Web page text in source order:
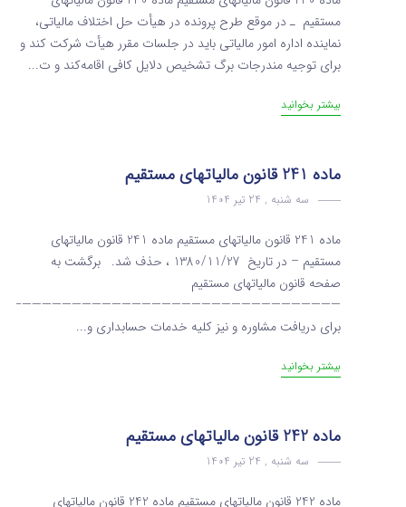
مستقیم ـ در موقع طرح پرونده در هیأت حل اختلاف مالیاتی‌،
نماینده اداره امور مالیاتی باید در جلسات مقرر هیأت ‌شرکت کند و
برای توجیه مندرجات برگ تشخیص دلایل کافی اقامه‌کند و ت...
بیشتر بخوانید
ماده 241 قانون مالیاتهای مستقیم
سه شنبه , 24 تیر 1404
ماده 241 قانون مالیاتهای مستقیم ماده 241 قانون مالیاتهای
مستقیم – در تاریخ 1380/11/27 ، حذف شد. برگشت به
صفحه قانون مالیاتهای مستقیم
برای دریافت مشاوره و نیز کلیه خدمات حسابداری و...
بیشتر بخوانید
ماده 242 قانون مالیاتهای مستقیم
سه شنبه , 24 تیر 1404
ماده 242 قانون مالیاتهای مستقیم ماده 242 قانون مالیاتهای